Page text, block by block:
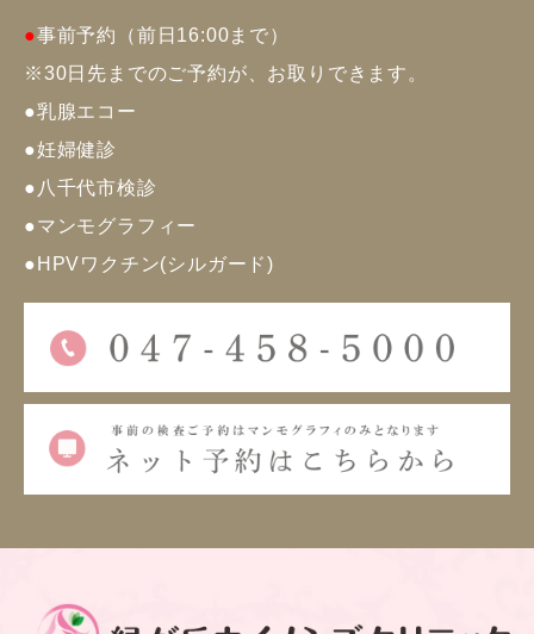
●事前予約（前日16:00まで）
※30日先までのご予約が、お取りできます。
●乳腺エコー
●妊婦健診
● 八千代市検診
●マンモグラフィー
● HPVワクチン(シルガード)